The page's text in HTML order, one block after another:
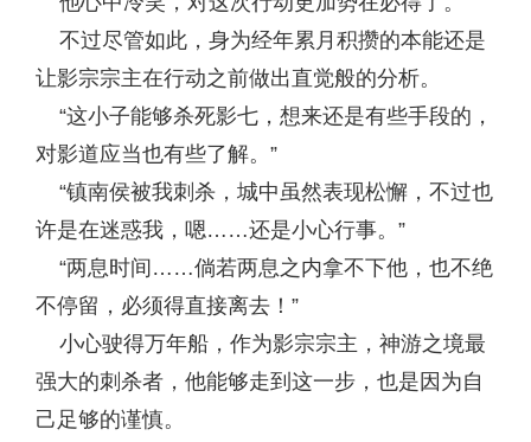
不过尽管如此，身为经年累月积攒的本能还是
让影宗宗主在行动之前做出直觉般的分析。
“这小子能够杀死影七，想来还是有些手段的，
对影道应当也有些了解。”
“镇南侯被我刺杀，城中虽然表现松懈，不过也
许是在迷惑我，嗯……还是小心行事。”
“两息时间……倘若两息之内拿不下他，也不绝
不停留，必须得直接离去！”
小心驶得万年船，作为影宗宗主，神游之境最
强大的刺杀者，他能够走到这一步，也是因为自
己足够的谨慎。